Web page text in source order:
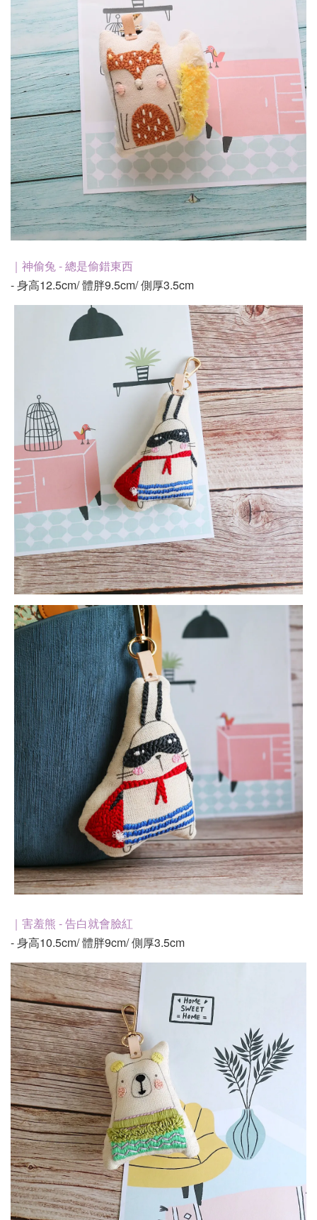
｜神偷兔 - 總是偷錯東西
- 身高12.5cm/ 體胖9.5cm/ 側厚3.5cm
｜害羞熊 - 告白就會臉紅
- 身高10.5cm/ 體胖9cm/ 側厚3.5cm